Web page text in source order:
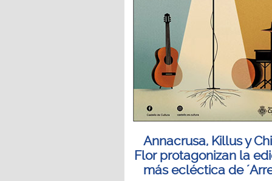
Annacrusa, Killus y
Flor protagonizan la
más ecléctica de